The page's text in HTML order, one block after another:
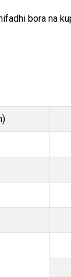
bora na